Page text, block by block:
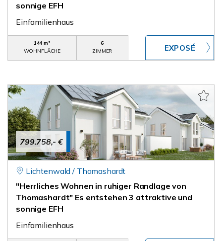
sonnige EFH
Einfamilienhaus
144 m²
WOHNFLÄCHE
6
ZIMMER
799.758,- €
Lichtenwald / Thomashardt
"Herrliches Wohnen in ruhiger Randlage von
Thomashardt" Es entstehen 3 attraktive und
sonnige EFH
Einfamilienhaus